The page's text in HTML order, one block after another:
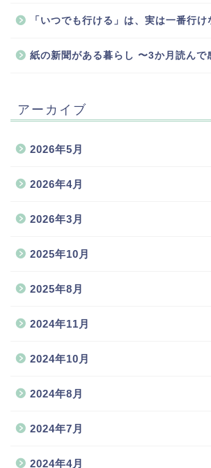
「いつでも行ける」は、実は一番行け
紙の新聞がある暮らし 〜3か月読んで
アーカイブ
2026年5月
2026年4月
2026年3月
2025年10月
2025年8月
2024年11月
2024年10月
2024年8月
2024年7月
2024年4月